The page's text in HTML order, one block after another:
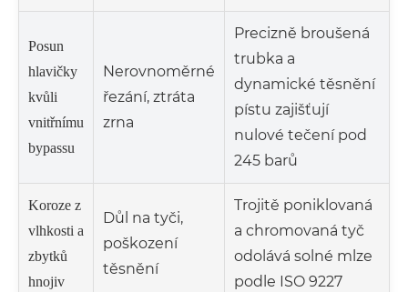
Posun
hlavičky
kvůli
vnitřnímu
bypassu
Nerovnoměrné
řezání, ztráta
zrna
Precizně broušená
trubka a
dynamické těsnění
pístu zajišťují
nulové tečení pod
245 barů
Koroze z
vlhkosti a
zbytků
hnojiv
Důl na tyči,
poškození
těsnění
Trojitě poniklovaná
a chromovaná tyč
odolává solné mlze
podle ISO 9227